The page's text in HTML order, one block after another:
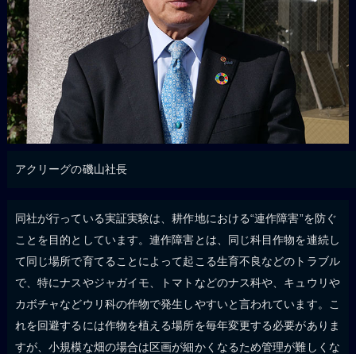
アクリーグの磯山社長
同社が行っている実証実験は、耕作地における“連作障害”を防ぐ
ことを目的としています。連作障害とは、同じ科目作物を連続し
て同じ場所で育てることによって起こる生育不良などのトラブル
で、特にナスやジャガイモ、トマトなどのナス科や、キュウリや
カボチャなどウリ科の作物で発生しやすいと言われています。こ
れを回避するには作物を植える場所を毎年変更する必要がありま
すが、小規模な畑の場合は区画が細かくなるため管理が難しくな